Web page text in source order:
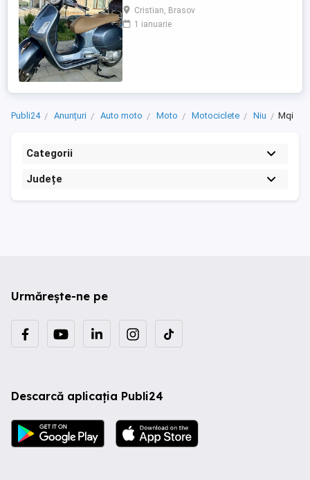
Faco (montat 2026), geanta portbagaj
Classic; prelungitor scarite pasager;
suspensie fata Bitubo si frane fata spate
Cristian, Brasov
1 ianuarie
Publi24 Anunțuri Auto moto Moto Motociclete Niu Mqi
Categorii
Județe
Urmărește-ne pe
Descarcă aplicația Publi24